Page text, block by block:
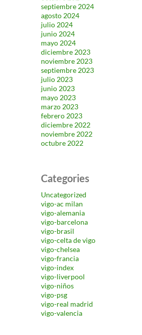
septiembre 2024
agosto 2024
julio 2024
junio 2024
mayo 2024
diciembre 2023
noviembre 2023
septiembre 2023
julio 2023
junio 2023
mayo 2023
marzo 2023
febrero 2023
diciembre 2022
noviembre 2022
octubre 2022
Categories
Uncategorized
vigo-ac milan
vigo-alemania
vigo-barcelona
vigo-brasil
vigo-celta de vigo
vigo-chelsea
vigo-francia
vigo-index
vigo-liverpool
vigo-niños
vigo-psg
vigo-real madrid
vigo-valencia